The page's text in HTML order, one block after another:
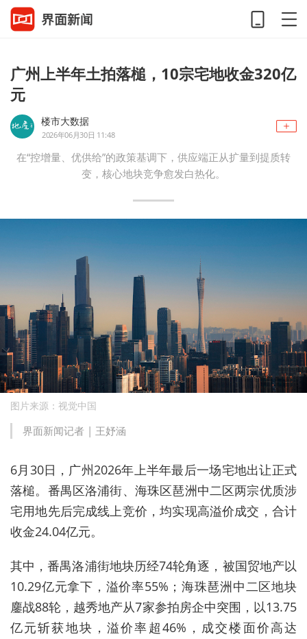
广州上半年土拍落槌，10宗宅地收金320亿
元
楼市大数据
2026年06月30日 11:48
在“控增量、优供给”的政策基调下，供应端正从扩量到提质转
变，核心地块竞争愈发白热化。
图片来源：视觉中国
界面新闻记者 | 王妤涵
6月30日，广州2026年上半年最后一场宅地出让正式
落槌。番禺区洛浦街、海珠区琶洲中二区两宗优质涉
宅用地先后完成线上竞价，均实现高溢价成交，合计
收金24.04亿元。
其中，番禺洛浦街地块历经74轮角逐，被国贸地产以
10.29亿元拿下，溢价率55%；海珠琶洲中二区地块
鏖战88轮，越秀地产从7家参拍房企中突围，以13.75
亿元斩获地块，溢价率超46%，成交楼面价高达